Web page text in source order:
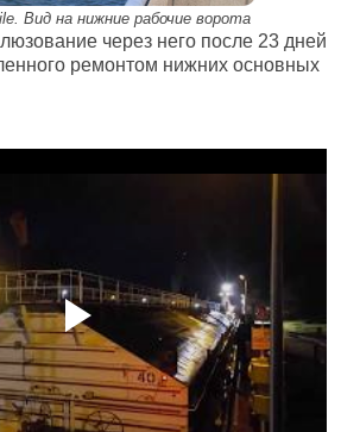
Вид на нижние рабочие ворота
через него после 23 дней
ремонтом нижних основных